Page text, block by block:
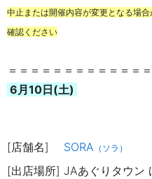
中止または開催内容が変更となる場
確認ください
＝＝＝＝＝＝＝＝＝＝＝＝
6月10日(土)
[店舗名] SORA （ソラ）
[出店場所] JAあぐりタウン